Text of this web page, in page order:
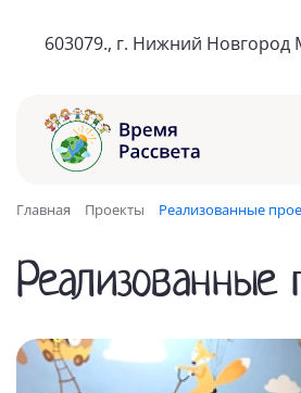
603079., г. Нижний Новгород
Главная Проекты Реализованные